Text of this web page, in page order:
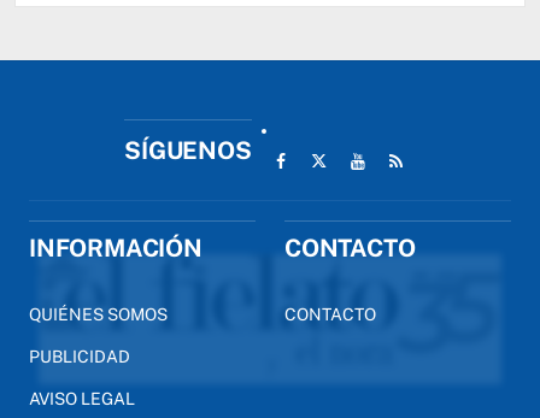
SÍGUENOS
INFORMACIÓN
QUIÉNES SOMOS
PUBLICIDAD
AVISO LEGAL
CONTACTO
CONTACTO